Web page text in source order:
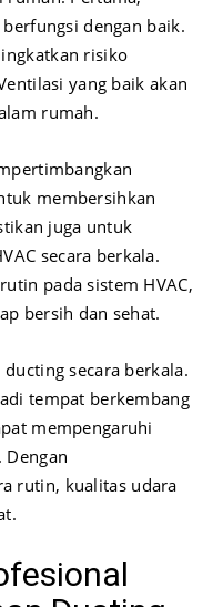
dengan baik.
risiko
yang baik akan
rumah.
membersihkan
juga untuk
secara berkala.
pada sistem HVAC,
bersih dan sehat.
secara berkala.
tempat berkembang
mempengaruhi
rutin, kualitas udara